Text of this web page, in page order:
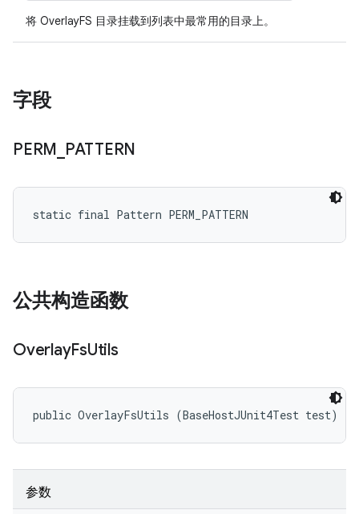
将 OverlayFS 目录挂载到列表中最常用的目录上。
字段
PERM PATTERN
static final Pattern PERM_PATTERN
公共构造函数
OverlayFsUtils
public OverlayFsUtils (BaseHostJUnit4Test test)
参数